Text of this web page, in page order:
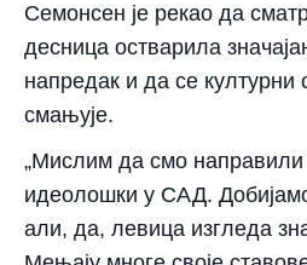
Семонсен је рекао да
десница остварила
напредак и да се културни
смањује.
„Мислим да смо
идеолошки у САД.
али, да, левица изгледа